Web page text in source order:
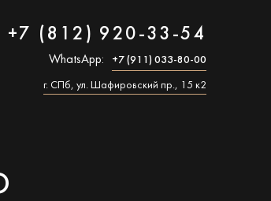
+7 (812) 920-33-54
WhatsApp: +7 (911) 033-80-00
г. СПб, ул. Шафировский пр., 15 к2